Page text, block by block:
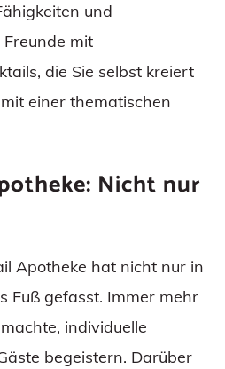
und
mit
die Sie selbst kreiert
einer thematischen
Nicht nur
Apotheke hat nicht nur in
Fuß gefasst. Immer mehr
individuelle
begeistern. Darüber